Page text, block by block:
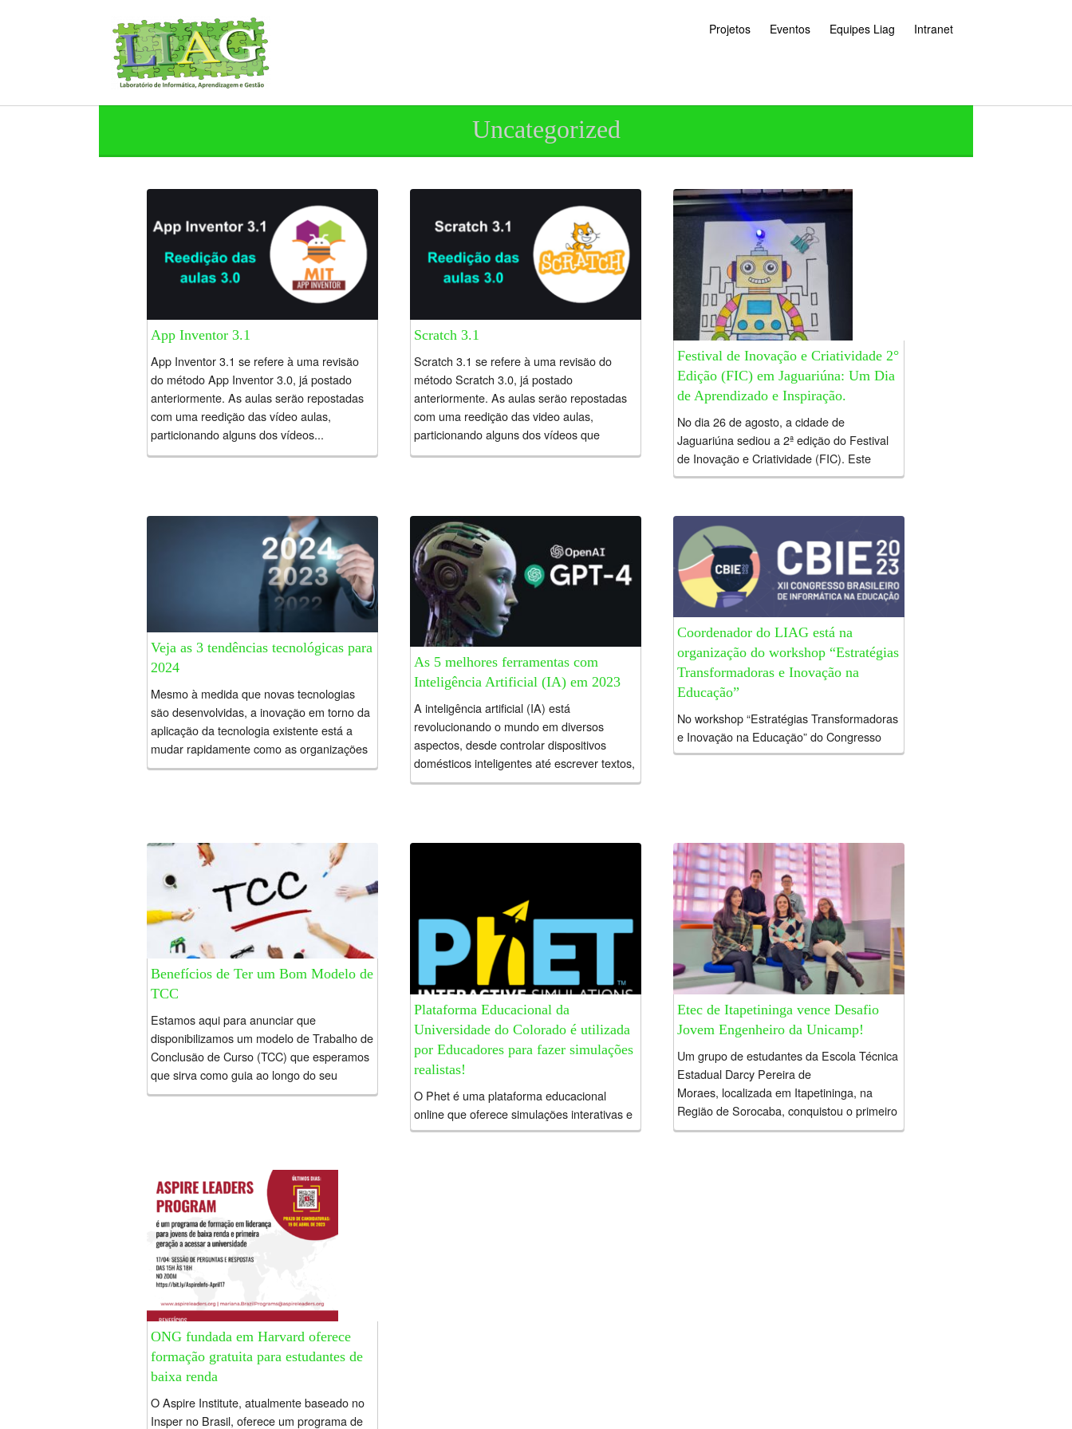
Projetos Eventos Equipes Liag Intranet
Uncategorized
App Inventor 3.1
App Inventor 3.1 se refere à uma revisão
do método App Inventor 3.0, já postado
anteriormente. As aulas serão repostadas
com uma reedição das vídeo aulas,
particionando alguns dos vídeos...
Scratch 3.1
Scratch 3.1 se refere à uma revisão do
método Scratch 3.0, já postado
anteriormente. As aulas serão repostadas
com uma reedição das video aulas,
particionando alguns dos vídeos que
anteriormente...
Festival de Inovação e Criatividade 2°
Edição (FIC) em Jaguariúna: Um Dia
de Aprendizado e Inspiração.
No dia 26 de agosto, a cidade de
Jaguariúna sediou a 2ª edição do Festival
de Inovação e Criatividade (FIC). Este
evento multidisciplinar ofereceu um espaço
Veja as 3 tendências tecnológicas para
2024
Mesmo à medida que novas tecnologias
são desenvolvidas, a inovação em torno da
aplicação da tecnologia existente está a
mudar rapidamente como as organizações
operam e como interagimos com o...
As 5 melhores ferramentas com
Inteligência Artificial (IA) em 2023
A inteligência artificial (IA) está
revolucionando o mundo em diversos
aspectos, desde controlar dispositivos
domésticos inteligentes até escrever textos,
criar imagens, vídeos, músicas,
Coordenador do LIAG está na
organização do workshop “Estratégias
Transformadoras e Inovação na
Educação”
No workshop “Estratégias Transformadoras
e Inovação na Educação” do Congresso
Brasileiro de Informática na Educação
Benefícios de Ter um Bom Modelo de
TCC
Estamos aqui para anunciar que
disponibilizamos um modelo de Trabalho de
Conclusão de Curso (TCC) que esperamos
que sirva como guia ao longo do seu
processo de elaboração deste documento...
Plataforma Educacional da
Universidade do Colorado é utilizada
por Educadores para fazer simulações
realistas!
O Phet é uma plataforma educacional
online que oferece simulações interativas e
gratuitas para o ensino de ciências e
Etec de Itapetininga vence Desafio
Jovem Engenheiro da Unicamp!
Um grupo de estudantes da Escola Técnica
Estadual Darcy Pereira de
Moraes, localizada em Itapetininga, na
Região de Sorocaba, conquistou o primeiro
lugar no Desafio Jovem Engenheiro
ONG fundada em Harvard oferece
formação gratuita para estudantes de
baixa renda
O Aspire Institute, atualmente baseado no
Insper no Brasil, oferece um programa de